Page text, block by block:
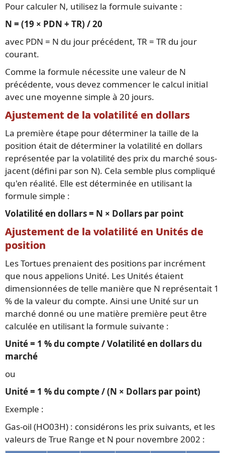
Pour calculer N, utilisez la formule suivante :
N = (19 × PDN + TR) / 20
avec PDN = N du jour précédent, TR = TR du jour
courant.
Comme la formule nécessite une valeur de N
précédente, vous devez commencer le calcul initial
avec une moyenne simple à 20 jours.
Ajustement de la volatilité en dollars
La première étape pour déterminer la taille de la
position était de déterminer la volatilité en dollars
représentée par la volatilité des prix du marché sous-
jacent (défini par son N). Cela semble plus compliqué
qu'en réalité. Elle est déterminée en utilisant la
formule simple :
Volatilité en dollars = N × Dollars par point
Ajustement de la volatilité en Unités de
position
Les Tortues prenaient des positions par incrément
que nous appelions Unité. Les Unités étaient
dimensionnées de telle manière que N représentait 1
% de la valeur du compte. Ainsi une Unité sur un
marché donné ou une matière première peut être
calculée en utilisant la formule suivante :
Unité = 1 % du compte / Volatilité en dollars du
marché
ou
Unité = 1 % du compte / (N × Dollars par point)
Exemple :
Gas-oil (HO03H) : considérons les prix suivants, et les
valeurs de True Range et N pour novembre 2002 :